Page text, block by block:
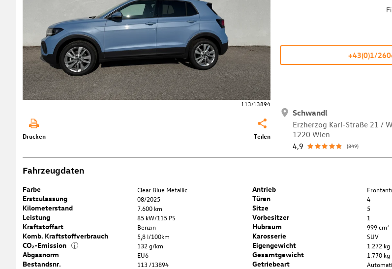
113/13894
+43(0)1/
Schwandl
Erzherzog Karl-Straße 21 /
1220 Wien
4,9
(849)
Drucken Teilen
Fahrzeugdaten
Farbe Clear Blue Metallic
Erstzulassung 08/2025
Kilometerstand 7.600 km
Leistung 85 kW/115 PS
Kraftstoffart Benzin
Komb. Kraftstoffverbrauch 5,8 l/100km
CO₂-Emission i 132 g/km
Abgasnorm EU6
Bestandsnr. 113 /13894
Antrieb
Türen 4
Sitze 5
Vorbesitzer 1
Hubraum 999 cm³
Karosserie SUV
Eigengewicht 1.272 kg
Gesamtgewicht 1.770 kg
Getriebeart